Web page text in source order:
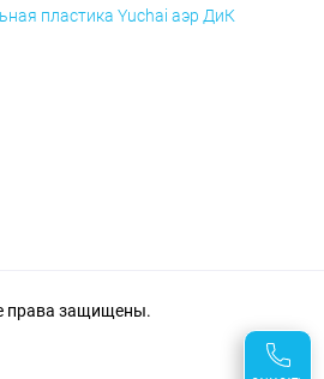
пластика Yuchai аэр ДиК
права защищены.